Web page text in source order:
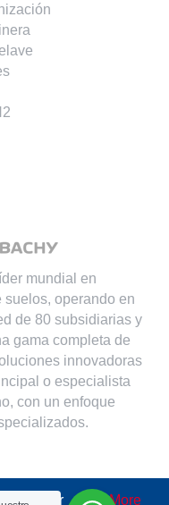
mundial en
operando en
de 80 subsidiarias y
gama completa de
innovadoras
o especialista
con un enfoque
your More